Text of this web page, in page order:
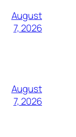
August
7, 2026
August
7, 2026